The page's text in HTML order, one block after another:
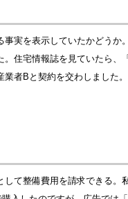
実を表示していたかどうか
住宅情報誌を見ていたら、
者Bと契約を交わしました
て整備費用を請求できる。